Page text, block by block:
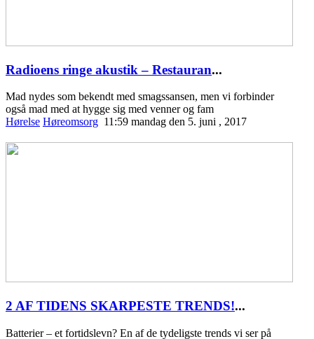
Radioens ringe akustik – Restauran...
Mad nydes som bekendt med smagssansen, men vi forbinder
også mad med at hygge sig med venner og fam
Hørelse Høreomsorg 11:59 mandag den 5. juni , 2017
2 AF TIDENS SKARPESTE TRENDS!...
Batterier – et fortidslevn? En af de tydeligste trends vi ser på